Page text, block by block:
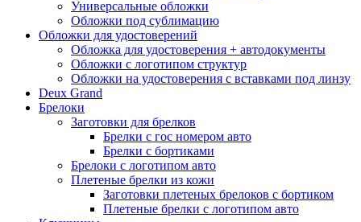
Универсальные обложки
Обложки под сублимацию
Обложки для удостоверений
Обложка для удостоверения + автодокументы
Обложки с логотипом структур
Обложки на удостоверения с вставками под линзу
Deux Grand
Брелоки
Заготовки для брелков
Брелки с гос номером авто
Брелки с бортиками
Брелоки с логотипом авто
Плетеные брелки из кожи
Заготовки плетеных брелоков с бортиком
Плетеные брелки с логотипом авто